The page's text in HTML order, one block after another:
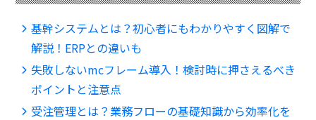
基幹システムとは？初心者にもわかりやすく図解で
解説！ERPとの違いも
失敗しないmcフレーム導入！検討時に押さえるべき
ポイントと注意点
受注管理とは？業務フローの基礎知識から効率化を